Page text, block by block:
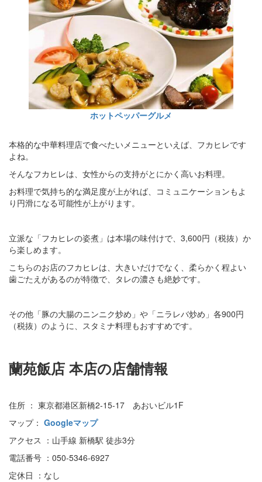
ホットペッパーグルメ
本格的な中華料理店で食べたいメニューといえば、フカヒレです
よね。
そんなフカヒレは、女性からの支持がとにかく高いお料理。
お料理で気持ち的な満足度が上がれば、コミュニケーションもよ
り円滑になる可能性が上がります。
立派な「フカヒレの姿煮」は本場の味付けで、3,600円（税抜）か
ら楽しめます。
こちらのお店のフカヒレは、大きいだけでなく、柔らかく程よい
歯ごたえがあるのが特徴で、タレの濃さも絶妙です。
その他「豚の大腸のニンニク炒め」や「ニラレバ炒め」各900円
（税抜）のように、スタミナ料理もおすすめです。
蘭苑飯店 本店の店舗情報
住所 ： 東京都港区新橋2-15-17 あおいビル1F
マップ： Googleマップ
アクセス ：山手線 新橋駅 徒歩3分
電話番号 ：050-5346-6927
定休日 ：なし